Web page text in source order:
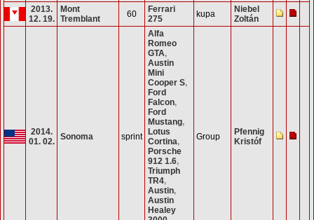
2013.
12. 19.
Mont
Tremblant
60
Ferrari
275
kupa
Niebel
Zoltán
2014.
01. 02.
Sonoma sprint
Alfa
Romeo
GTA,
Austin
Mini
Cooper S,
Ford
Falcon,
Ford
Mustang,
Lotus
Cortina,
Porsche
912 1.6,
Triumph
TR4,
Austin,
Austin
Healey
Group
Pfennig
Kristóf